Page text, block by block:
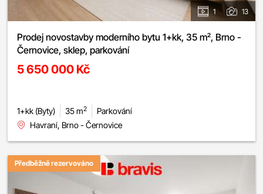
1 13
Prodej novostavby moderního bytu 1+kk, 35 m², Brno -
Černovice, sklep, parkování
5 650 000 Kč
1+kk (Byty) 35 m2
Parkování
Havraní, Brno - Černovice
Předběžně rezervováno